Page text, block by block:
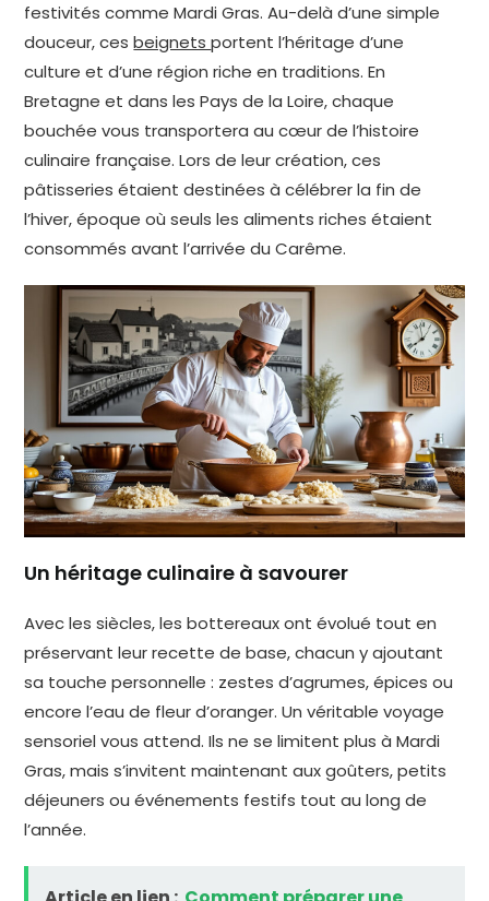
festivités comme Mardi Gras. Au-delà d’une simple
douceur, cesbeignetsportent l’héritage d’une
culture et d’une région riche en traditions. En
Bretagne et dans les Pays de la Loire, chaque
bouchée vous transportera au cœur de l’histoire
culinaire française. Lors de leur création, ces
pâtisseries étaient destinées à célébrer la fin de
l’hiver, époque où seuls les aliments riches étaient
consommés avant l’arrivée du Carême.
Un héritage culinaire à savourer
Avec les siècles, les bottereaux ont évolué tout en
préservant leur recette de base, chacun y ajoutant
sa touche personnelle : zestes d’agrumes, épices ou
encore l’eau de fleur d’oranger. Un véritable voyage
sensoriel vous attend. Ils ne se limitent plus à Mardi
Gras, mais s’invitent maintenant aux goûters, petits
déjeuners ou événements festifs tout au long de
l’année.